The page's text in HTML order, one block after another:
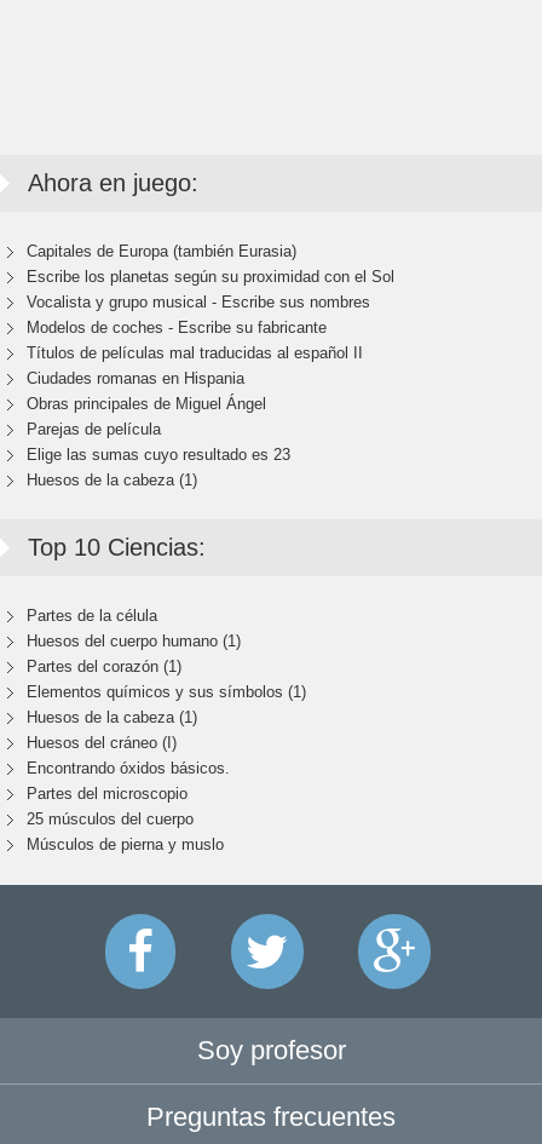
Ahora en juego:
Capitales de Europa (también Eurasia)
Escribe los planetas según su proximidad con el Sol
Vocalista y grupo musical - Escribe sus nombres
Modelos de coches - Escribe su fabricante
Títulos de películas mal traducidas al español II
Ciudades romanas en Hispania
Obras principales de Miguel Ángel
Parejas de película
Elige las sumas cuyo resultado es 23
Huesos de la cabeza (1)
Top 10 Ciencias:
Partes de la célula
Huesos del cuerpo humano (1)
Partes del corazón (1)
Elementos químicos y sus símbolos (1)
Huesos de la cabeza (1)
Huesos del cráneo (I)
Encontrando óxidos básicos.
Partes del microscopio
25 músculos del cuerpo
Músculos de pierna y muslo
Soy profesor
Preguntas frecuentes